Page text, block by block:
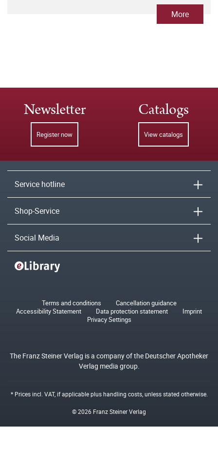
More
Newsletter
Register now
Catalogs
View catalogs
Service hotline
Shop-Service
Social Media
Terms and conditions
Cancellation guidance
Accessibility Statement
Data protection statement
Imprint
Privacy Settings
The Franz Steiner Verlag is a company of the Deutscher Apotheker
Verlag media group.
* Prices incl. VAT, if applicable plushandling costs, unless stated otherwise.
© 2026 Franz Steiner Verlag